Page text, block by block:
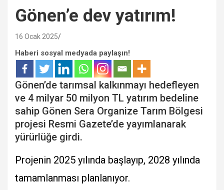
Gönen’e dev yatırım!
16 Ocak 2025
Haberi sosyal medyada paylaşın!
Gönen’de tarımsal kalkınmayı hedefleyen
ve 4 milyar 50 milyon TL yatırım bedeline
sahip Gönen Sera Organize Tarım Bölgesi
projesi Resmi Gazete’de yayımlanarak
yürürlüğe girdi.
Projenin 2025 yılında başlayıp, 2028 yılında
tamamlanması planlanıyor.